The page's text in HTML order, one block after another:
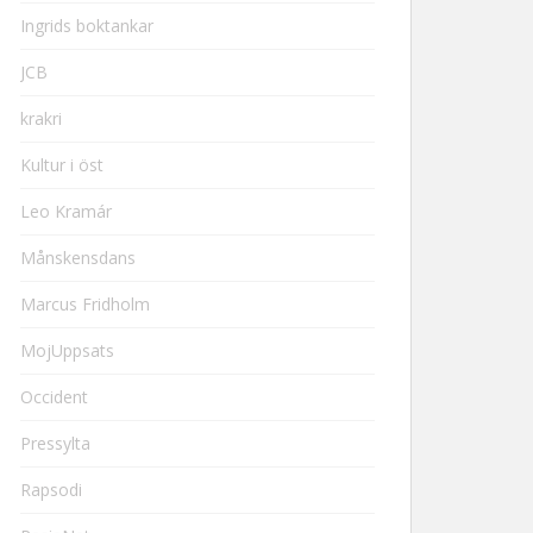
Ingrids boktankar
JCB
krakri
Kultur i öst
Leo Kramár
Månskensdans
Marcus Fridholm
MojUppsats
Occident
Pressylta
Rapsodi